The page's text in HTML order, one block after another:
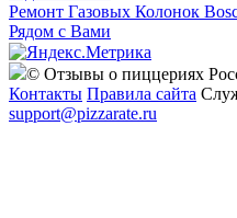
Ремонт Газовых Колонок
Рядом с Вами
© Отзывы о пиццериях
Контакты Правила сайта
support@pizzarate.ru